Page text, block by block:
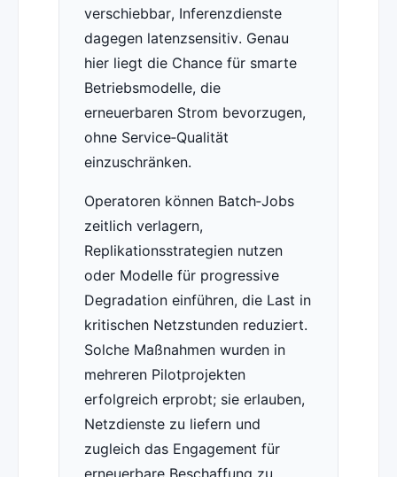
verschiebbar, Inferenzdienste
dagegen latenzsensitiv. Genau
hier liegt die Chance für smarte
Betriebsmodelle, die
erneuerbaren Strom bevorzugen,
ohne Service‑Qualität
einzuschränken.
Operatoren können Batch‑Jobs
zeitlich verlagern,
Replikationsstrategien nutzen
oder Modelle für progressive
Degradation einführen, die Last in
kritischen Netzstunden reduziert.
Solche Maßnahmen wurden in
mehreren Pilotprojekten
erfolgreich erprobt; sie erlauben,
Netzdienste zu liefern und
zugleich das Engagement für